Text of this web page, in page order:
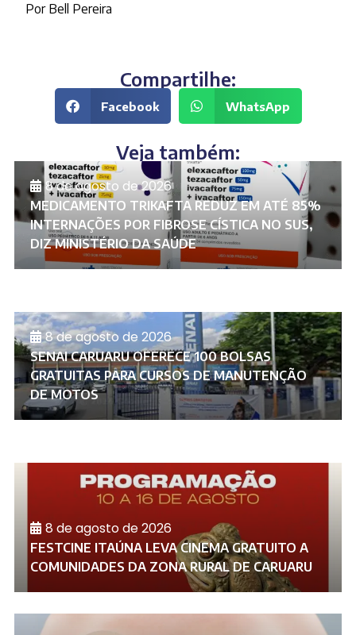
Por Bell Pereira
Compartilhe:
Facebook WhatsApp
Veja também:
8 de agosto de 2026
MEDICAMENTO TRIKAFTA REDUZ EM ATÉ 85%
INTERNAÇÕES POR FIBROSE CÍSTICA NO SUS,
DIZ MINISTÉRIO DA SAÚDE
8 de agosto de 2026
SENAI CARUARU OFERECE 100 BOLSAS
GRATUITAS PARA CURSOS DE MANUTENÇÃO
DE MOTOS
8 de agosto de 2026
FESTCINE ITAÚNA LEVA CINEMA GRATUITO A
COMUNIDADES DA ZONA RURAL DE CARUARU